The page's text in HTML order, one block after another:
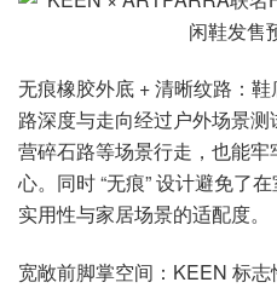
无痕橡胶外底 + 清晰纹路：
路深度与走向经过户外场景
营碎石路等场景行走，也能
心。同时 “无痕” 设计避免了
实用性与家居场景的适配度。
宽敞前脚掌空间：KEEN 标志